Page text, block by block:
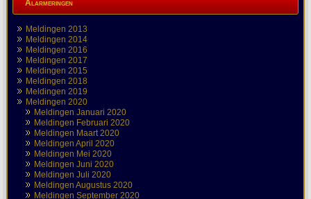
Alarmeringen
Meldingen 2013
Meldingen 2014
Meldingen 2016
Meldingen 2017
Meldingen 2015
Meldingen 2018
Meldingen 2019
Meldingen 2020
Meldingen Januari 2020
Meldingen Februari 2020
Meldingen Maart 2020
Meldingen April 2020
Meldingen Mei 2020
Meldingen Juni 2020
Meldingen Juli 2020
Meldingen Augustus 2020
Meldingen September 2020